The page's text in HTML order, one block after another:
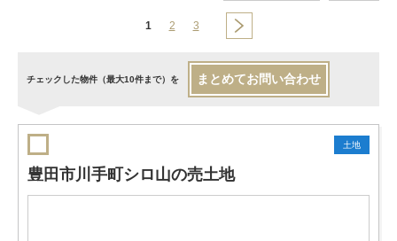
1 2 3
チェックした物件（最大10件まで）を まとめてお問い合わせ
土地
豊田市川手町シロ山の売土地